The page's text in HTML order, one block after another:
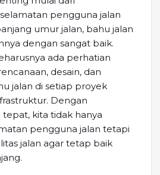
pengguna jalan
umur jalan, bahu jalan
dengan sangat baik.
ada perhatian
desain, dan
jalan di setiap proyek
Dengan
kita tidak hanya
pengguna jalan tetapi
jalan agar tetap baik